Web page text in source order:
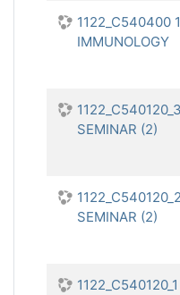
1122_C540400
IMMUNOLOGY
SEMINAR (2)
SEMINAR (2)